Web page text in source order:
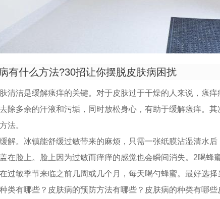
有什么方法?30招让你摆脱皮肤病困扰
清洁是缓解瘙痒的关键。对于皮肤过于干燥的人来说，瘙
除多余的汗液和污垢，同时放松身心，有助于缓解瘙痒。
法。
解。冰镇能舒缓过敏带来的麻烦，只需一张纸膜沾湿清水
在脸上。脸上因为过敏而痒痒的感觉也会瞬间消失。2喝蜂
过敏季节来临之前几周或几个月，每天喝勺蜂蜜。最好选择
类有哪些？皮肤病的预防方法有哪些？皮肤病的种类有哪